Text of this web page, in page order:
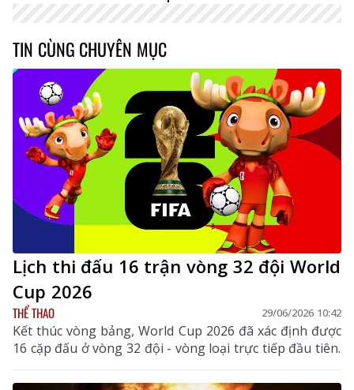
TIN CÙNG CHUYÊN MỤC
Lịch thi đấu 16 trận vòng 32 đội World
Cup 2026
THỂ THAO 29/06/2026 10:42
Kết thúc vòng bảng, World Cup 2026 đã xác định được
16 cặp đấu ở vòng 32 đội - vòng loại trực tiếp đầu tiên.